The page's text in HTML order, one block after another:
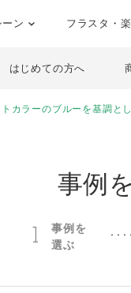
ン フラスタ・
はじめての方へ
カラーのブルーを基調と
事例
1
事例を
選ぶ